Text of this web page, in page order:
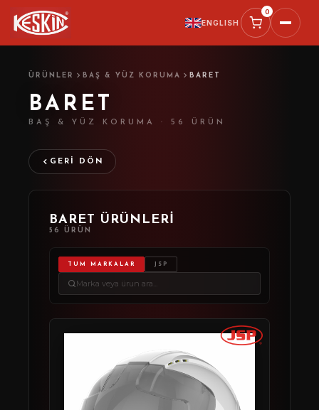
AD SOYAD *
FIRMA
NOTUNUZ
ENGLISH
0
ÜRÜNLER BAŞ & YÜZ KORUMA BARET
BARET
BAŞ & YÜZ KORUMA · 56 ÜRÜN
GERI DÖN
BARET ÜRÜNLERI
56 ÜRÜN
TUM MARKALAR JSP